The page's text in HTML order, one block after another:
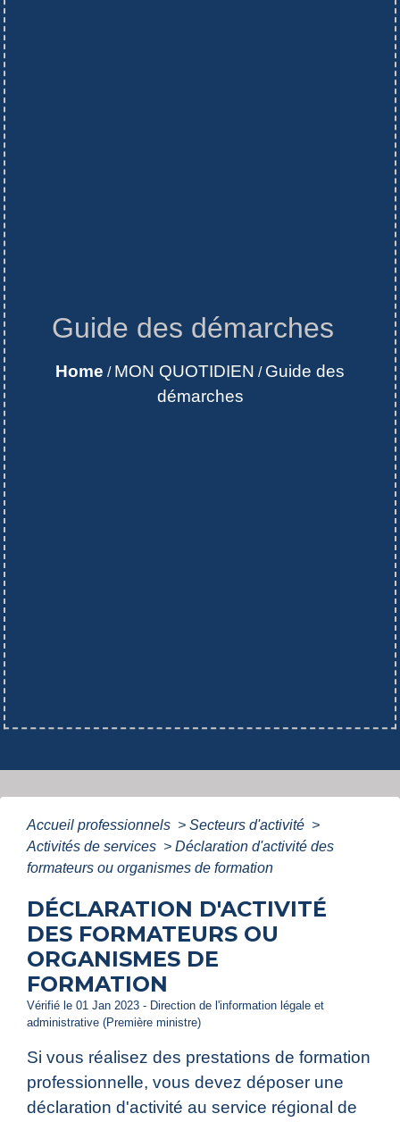
Guide des démarches
Home / MON QUOTIDIEN / Guide des
démarches
Accueil professionnels > Secteurs d'activité >
Activités de services > Déclaration d'activité des
formateurs ou organismes de formation
DÉCLARATION D'ACTIVITÉ
DES FORMATEURS OU
ORGANISMES DE
FORMATION
Vérifié le 01 Jan 2023 - Direction de l'information légale et
administrative (Première ministre)
Si vous réalisez des prestations de formation
professionnelle, vous devez déposer une
déclaration d'activité au service régional de